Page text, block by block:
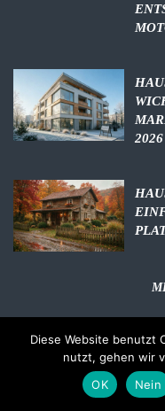
2026
Diese Website benutzt
nutzt, gehen wir
OK
Nein